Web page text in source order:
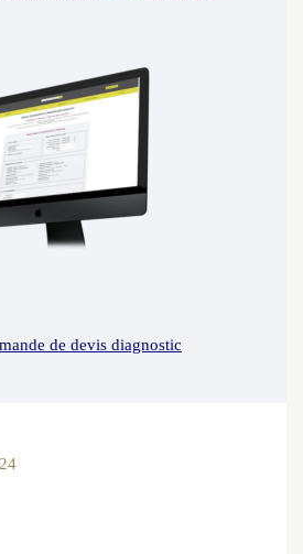
de devis diagnostic